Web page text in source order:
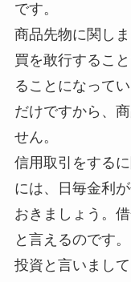
です。
商品先物に関し
買を敢行するこ
ることになって
だけですから、
せん。
信用取引をする
には、日毎金利
おきましょう。
と言えるのです。
投資と言いまし